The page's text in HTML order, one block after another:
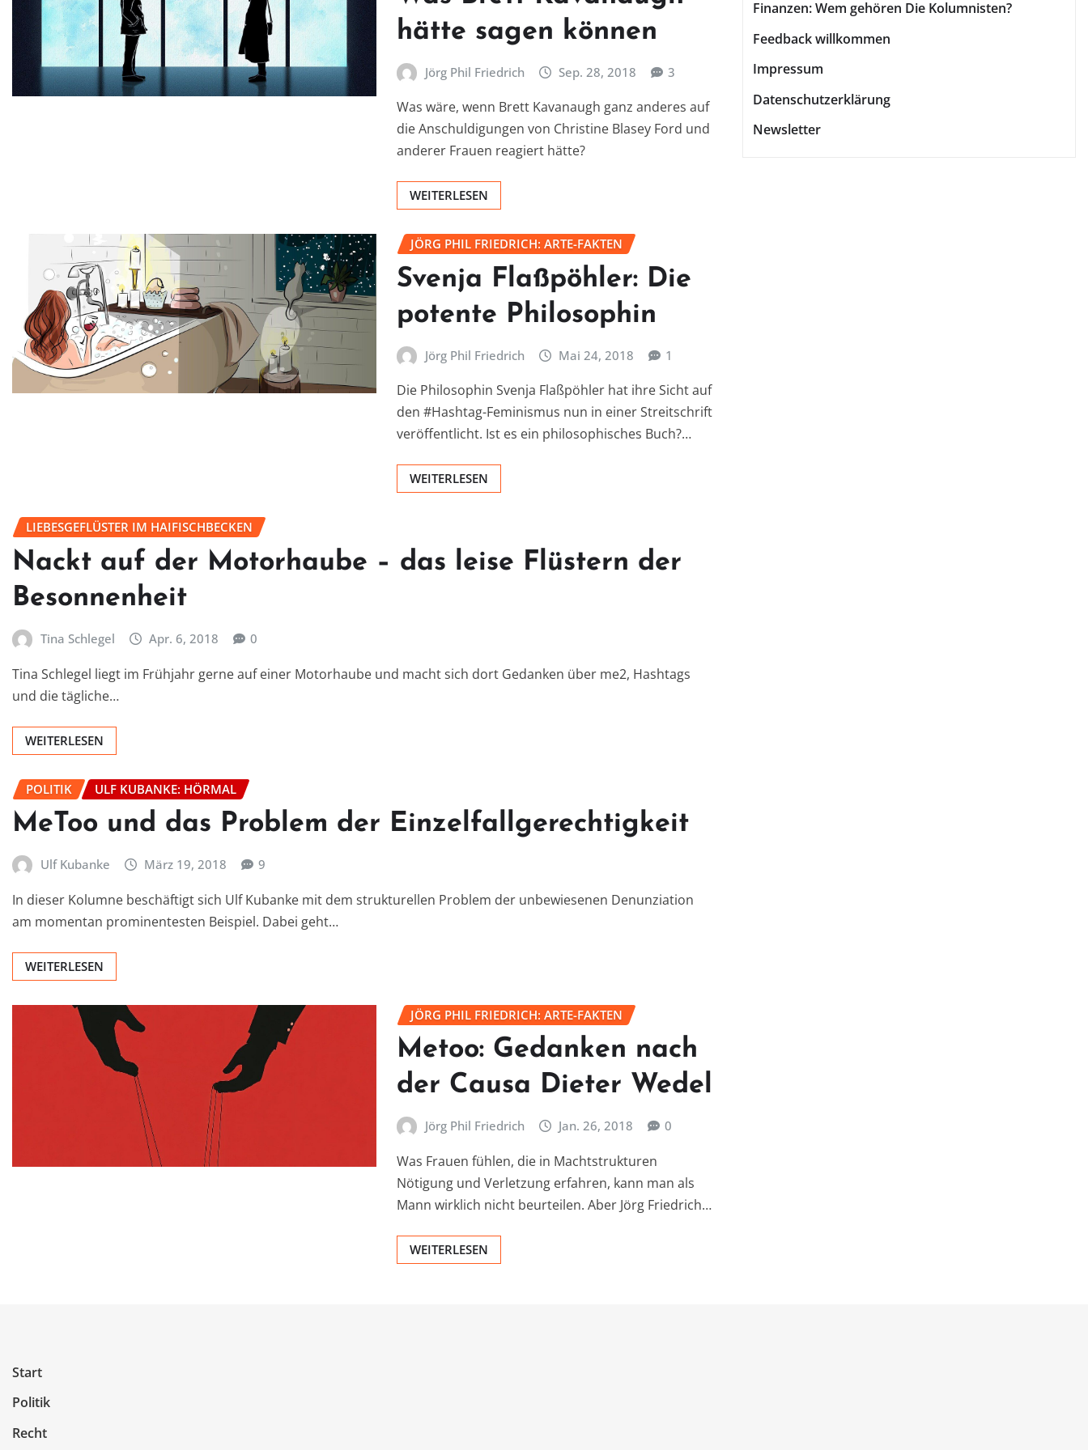
hätte sagen können
Jörg Phil Friedrich Sep. 28, 2018 3
Was wäre, wenn Brett Kavanaugh ganz anderes auf
die Anschuldigungen von Christine Blasey Ford und
anderer Frauen reagiert hätte?
WEITERLESEN
JÖRG PHIL FRIEDRICH: ARTE-FAKTEN
Svenja Flaßpöhler: Die
potente Philosophin
Jörg Phil Friedrich Mai 24, 2018 1
Die Philosophin Svenja Flaßpöhler hat ihre Sicht auf
den #Hashtag-Feminismus nun in einer Streitschrift
veröffentlicht. Ist es ein philosophisches Buch?…
WEITERLESEN
LIEBESGEFLÜSTER IM HAIFISCHBECKEN
Nackt auf der Motorhaube – das leise Flüstern der
Besonnenheit
Tina Schlegel Apr. 6, 2018 0
Tina Schlegel liegt im Frühjahr gerne auf einer Motorhaube und macht sich dort Gedanken über me2, Hashtags
und die tägliche…
WEITERLESEN
POLITIK ULF KUBANKE: HÖRMAL
MeToo und das Problem der Einzelfallgerechtigkeit
Ulf Kubanke März 19, 2018 9
In dieser Kolumne beschäftigt sich Ulf Kubanke mit dem strukturellen Problem der unbewiesenen Denunziation
am momentan prominentesten Beispiel. Dabei geht…
WEITERLESEN
JÖRG PHIL FRIEDRICH: ARTE-FAKTEN
Metoo: Gedanken nach
der Causa Dieter Wedel
Jörg Phil Friedrich Jan. 26, 2018 0
Was Frauen fühlen, die in Machtstrukturen
Nötigung und Verletzung erfahren, kann man als
Mann wirklich nicht beurteilen. Aber Jörg Friedrich…
WEITERLESEN
Finanzen: Wem gehören Die Kolumnisten?
Feedback willkommen
Impressum
Datenschutzerklärung
Newsletter
Start
Politik
Recht